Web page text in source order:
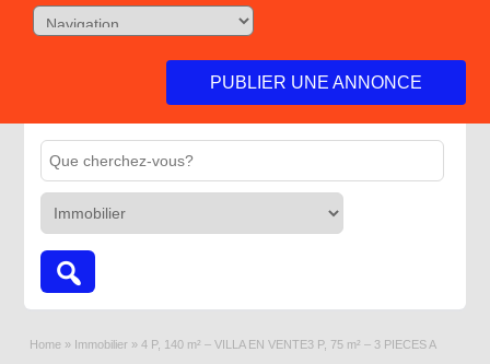
PUBLIER UNE ANNONCE
Home » Immobilier » 4 P, 140 m² – VILLA EN VENTE3 P, 75 m² – 3 PIECES A